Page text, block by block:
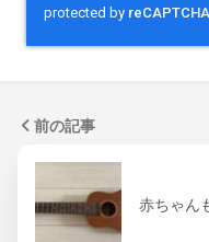
前の記事
赤ちゃん